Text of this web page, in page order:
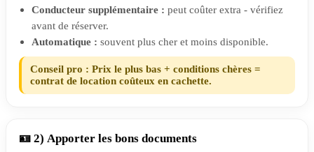
Conducteur supplémentaire : peut coûter extra - vérifiez
avant de réserver.
Automatique : souvent plus cher et moins disponible.
Conseil pro : Prix le plus bas + conditions chères =
contrat de location coûteux en cachette.
🪪 2) Apporter les bons documents